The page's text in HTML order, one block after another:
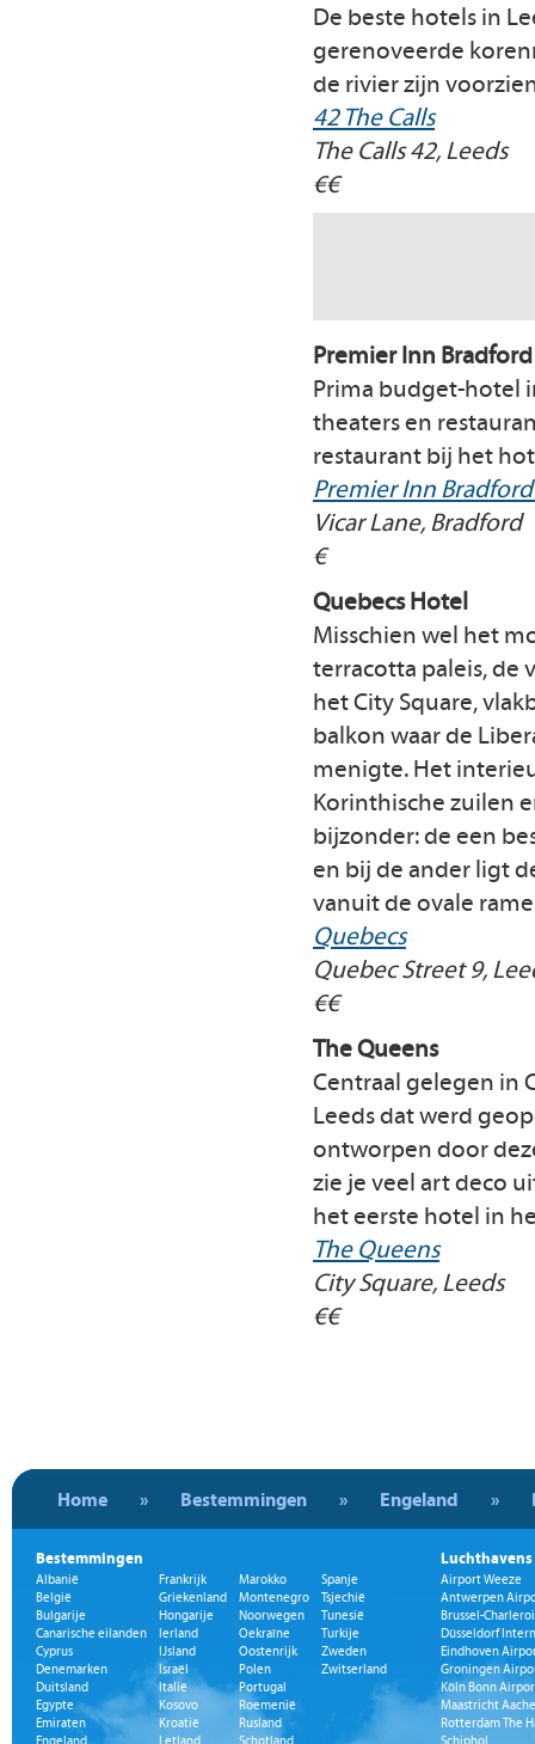
De beste hotels in
gerenoveerde
de rivier zijn
42 The Calls
The Calls 42, Leeds
€€
Premier Inn
Prima budget-hotel
theaters en
restaurant bij het
Premier Inn
Vicar Lane, Bradford
€
Quebecs Hotel
Misschien wel het
terracotta paleis, de
het City Square,
balkon waar de
menigte. Het
Korinthische zuilen
bijzonder: de een
en bij de ander ligt
vanuit de ovale
Quebecs
Quebec Street 9,
€€
The Queens
Centraal gelegen in
Leeds dat werd
ontworpen door
zie je veel art deco
het eerste hotel in
The Queens
City Square, Leeds
€€
Home » Bestemmingen » Engeland »
Bestemmingen
Albanië
België
Bulgarije
Canarische eilanden
Cyprus
Denemarken
Duitsland
Egypte
Emiraten
Frankrijk
Griekenland
Hongarije
Ierland
IJsland
Israël
Italië
Kosovo
Kroatië
Marokko
Montenegro
Noorwegen
Oekraïne
Oostenrijk
Polen
Portugal
Roemenië
Rusland
Spanje
Tsjechië
Tunesië
Turkije
Zweden
Zwitserland
Luchthavens
Airport Weeze
Antwerpen
Brussel-
Düsseldorf
Eindhoven
Groningen
Köln Bonn
Maastricht
Rotterdam The